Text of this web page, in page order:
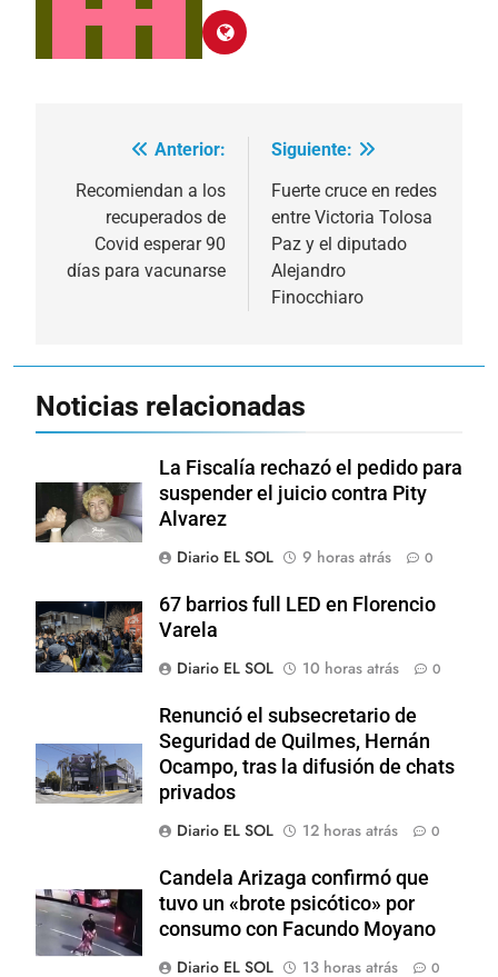
Navegación
de
entradas
Anterior:
Recomiendan a los
recuperados de
Covid esperar 90
días para vacunarse
Siguiente:
Fuerte cruce en redes
entre Victoria Tolosa
Paz y el diputado
Alejandro
Finocchiaro
Noticias relacionadas
La Fiscalía rechazó el pedido para
suspender el juicio contra Pity
Alvarez
Diario EL SOL
9 horas atrás 0
67 barrios full LED en Florencio
Varela
Diario EL SOL
10 horas atrás 0
Renunció el subsecretario de
Seguridad de Quilmes, Hernán
Ocampo, tras la difusión de chats
privados
Diario EL SOL
12 horas atrás 0
Candela Arizaga confirmó que
tuvo un «brote psicótico» por
consumo con Facundo Moyano
Diario EL SOL
13 horas atrás 0